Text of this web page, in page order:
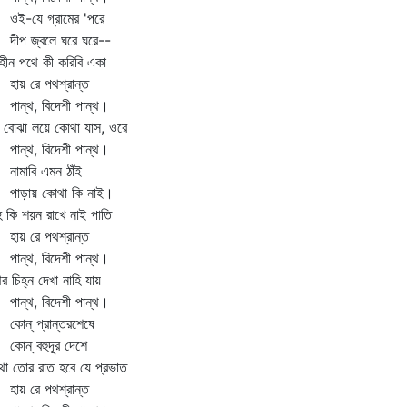
যে গ্রামের 'পরে
জ্বলে ঘরে ঘরে--
পথে কী করিবি একা
রে পথশ্রান্ত
বিদেশী পান্থ।
লয়ে কোথা যাস, ওরে
বিদেশী পান্থ।
এমন ঠাঁই
কোথা কি নাই।
কি শয়ন রাখে নাই পাতি
রে পথশ্রান্ত
বিদেশী পান্থ।
চিহ্ন দেখা নাহি যায়
বিদেশী পান্থ।
প্রান্তরশেষে
বহুদূর দেশে
তোর রাত হবে যে প্রভাত
রে পথশ্রান্ত